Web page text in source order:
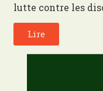
lutte contre les
Lire